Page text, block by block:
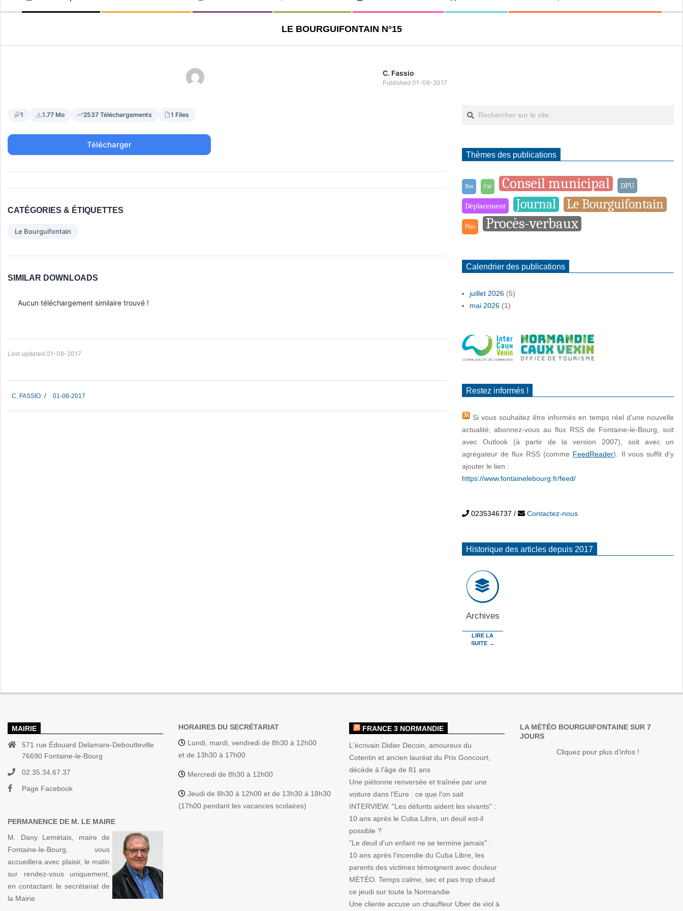
LE-
BOURG
LE BOURGUIFONTAIN N°15
C. Fassio
Published 01-06-2017
1 1.77 Mo 2537 Téléchargements 1 Files
Télécharger
CATÉGORIES & ÉTIQUETTES
Le Bourguifontain
SIMILAR DOWNLOADS
Aucun téléchargement similaire trouvé !
Last updated 01-06-2017
06-
01
C. FASSIO 01-06-2017
Thèmes des publications
Bus Car Conseil municipal DPU
Déplacement Journal Le Bourguifontain
Plan Procès-verbaux
Calendrier des publications
juillet 2026(5)
mai 2026(1)
Restez informés !
Si vous souhaitez être informés en temps réel d’une nouvelle
actualité, abonnez-vous au flux RSS de Fontaine-le-Bourg, soit
avec Outlook (à partir de la version 2007), soit avec un
agrégateur de flux RSS (comme FeedReader). Il vous suffit d’y
ajouter le lien :
https://www.fontainelebourg.fr/feed/
0235346737 / Contactez-nous
Historique des articles depuis 2017
Archives
LIRE LA
SUITE →
MAIRIE
571 rue Édouard Delamare-Deboutteville
76690 Fontaine-le-Bourg
02.35.34.67.37
Page Facebook
PERMANENCE DE M. LE MAIRE
M. Dany Lemétais, maire de
Fontaine-le-Bourg, vous
accueillera avec plaisir, le matin
sur rendez-vous uniquement,
en contactant le secrétariat de
la Mairie
HORAIRES DU SECRÉTARIAT
Lundi, mardi, vendredi de 8h30 à 12h00
et de 13h30 à 17h00
Mercredi de 8h30 à 12h00
Jeudi de 8h30 à 12h00 et de 13h30 à 18h30
(17h00 pendant les vacances scolaires)
FRANCE 3 NORMANDIE
L'écrivain Didier Decoin, amoureux du
Cotentin et ancien lauréat du Prix Goncourt,
décède à l'âge de 81 ans
Une piétonne renversée et traînée par une
voiture dans l'Eure : ce que l'on sait
INTERVIEW. "Les défunts aident les vivants" :
10 ans après le Cuba Libre, un deuil est-il
possible ?
"Le deuil d'un enfant ne se termine jamais" :
10 ans après l'incendie du Cuba Libre, les
parents des victimes témoignent avec douleur
MÉTÉO. Temps calme, sec et pas trop chaud
ce jeudi sur toute la Normandie
Une cliente accuse un chauffeur Uber de viol à
LA MÉTÉO BOURGUIFONTAINE SUR 7
JOURS
Cliquez pour plus d’infos !